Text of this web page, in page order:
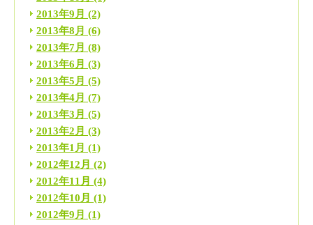
2013年9月 (2)
2013年8月 (6)
2013年7月 (8)
2013年6月 (3)
2013年5月 (5)
2013年4月 (7)
2013年3月 (5)
2013年2月 (3)
2013年1月 (1)
2012年12月 (2)
2012年11月 (4)
2012年10月 (1)
2012年9月 (1)